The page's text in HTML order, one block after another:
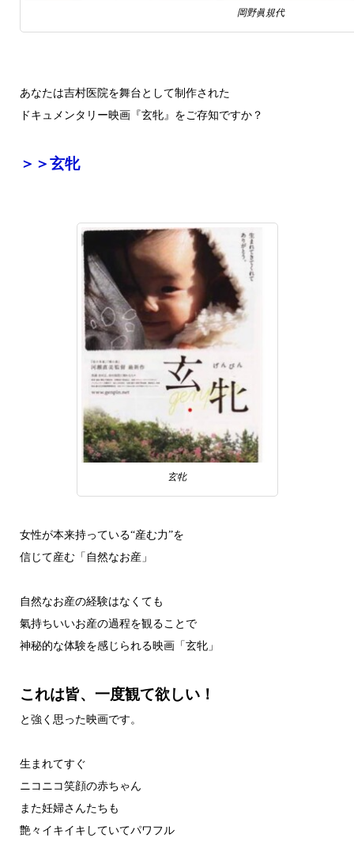
岡野眞規代
あなたは吉村医院を舞台として制作された
ドキュメンタリー映画『玄牝』をご存知ですか？
＞＞玄牝
玄牝
女性が本来持っている“産む力”を
信じて産む「自然なお産」
自然なお産の経験はなくても
氣持ちいいお産の過程を観ることで
神秘的な体験を感じられる映画「玄牝」
これは皆、一度観て欲しい！
と強く思った映画です。
生まれてすぐ
ニコニコ笑顔の赤ちゃん
また妊婦さんたちも
艶々イキイキしていてパワフル